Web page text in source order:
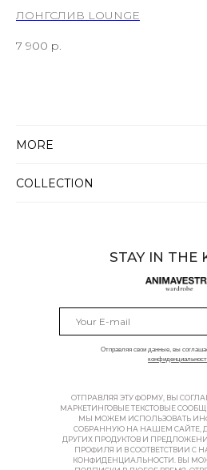
ЛОНГСЛИВ LOUNGE
7 900 р.
MORE
COLLECTION
Отправляя свои данные, вы
STAY IN THE
ОТПРАВЛЯЯ ЭТУ ФОРМУ, ВЫ
МАРКЕТИНГОВЫЕ ТЕКСТОВЫЕ
МЫ МОЖЕМ ИСПОЛЬЗОВАТЬ
СОБРАННУЮ НА НАШЕМ САЙТЕ,
ДРУГИХ ПРОДУКТОВ И
ПРОФИЛЯ И В СООТВЕТСТВИИ С
КОНФИДЕНЦИАЛЬНОСТИ. ВЫ